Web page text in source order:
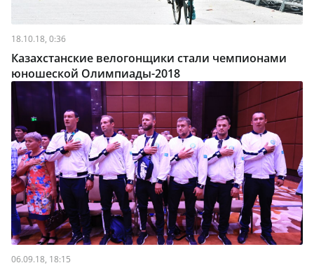
18.10.18, 0:36
Казахстанские велогонщики стали чемпионами
юношеской Олимпиады-2018
06.09.18, 18:15